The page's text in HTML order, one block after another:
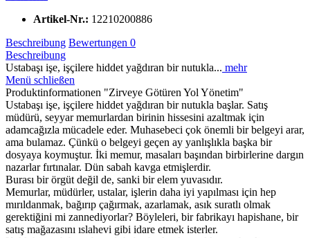
Artikel-Nr.: 12210200886
Beschreibung Bewertungen 0
Beschreibung
Ustabaşı işe, işçilere hiddet yağdıran bir nutukla... mehr
Menü schließen
Produktinformationen "Zirveye Götüren Yol Yönetim"
Ustabaşı işe, işçilere hiddet yağdıran bir nutukla başlar. Satış
müdürü, seyyar memurlardan birinin hissesini azaltmak için
adamcağızla mücadele eder. Muhasebeci çok önemli bir belgeyi arar,
ama bulamaz. Çünkü o belgeyi geçen ay yanlışlıkla başka bir
dosyaya koymuştur. İki memur, masaları başından birbirlerine dargın
nazarlar fırtınalar. Dün sabah kavga etmişlerdir.
Burası bir örgüt değil de, sanki bir elem yuvasıdır.
Memurlar, müdürler, ustalar, işlerin daha iyi yapılması için hep
mırıldanmak, bağırıp çağırmak, azarlamak, asık suratlı olmak
gerektiğini mi zannediyorlar? Böyleleri, bir fabrikayı hapishane, bir
satış mağazasını ıslahevi gibi idare etmek isterler.